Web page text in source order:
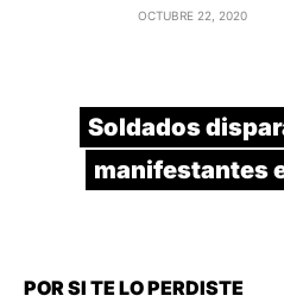
OCTUBRE 22, 2020
Soldados
manifestantes
POR SI TE LO PERDISTE